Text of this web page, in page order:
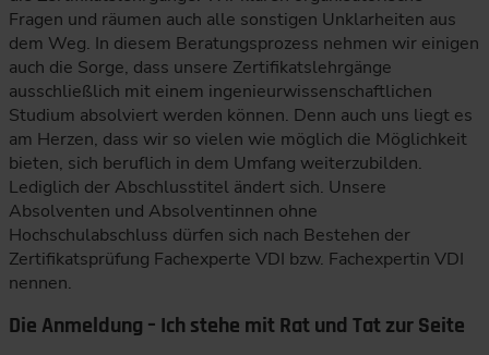
Fragen und räumen auch alle sonstigen Unklarheiten aus
dem Weg. In diesem Beratungsprozess nehmen wir einigen
auch die Sorge, dass unsere Zertifikatslehrgänge
ausschließlich mit einem ingenieurwissenschaftlichen
Studium absolviert werden können. Denn auch uns liegt es
am Herzen, dass wir so vielen wie möglich die Möglichkeit
bieten, sich beruflich in dem Umfang weiterzubilden.
Lediglich der Abschlusstitel ändert sich. Unsere
Absolventen und Absolventinnen ohne
Hochschulabschluss dürfen sich nach Bestehen der
Zertifikatsprüfung Fachexperte VDI bzw. Fachexpertin VDI
nennen.
Die Anmeldung – Ich stehe mit Rat und Tat zur Seite